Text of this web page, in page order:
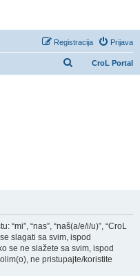
Prijava
Registracija
CroL Portal
“mi”, “nas”, “naš(a/e/i/u)”, “CroL
slagati sa svim, ispod
se ne slažete sa svim, ispod
ne pristupajte/koristite